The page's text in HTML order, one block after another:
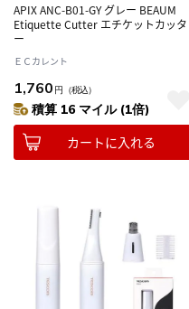
APIX ANC-B01-GY グレー BEAUM
Etiquette Cutter エチケットカッタ
ー
ＥＣカレント
1,760 円 （税込）
積算 16 マイル (1倍)
カートに入れる